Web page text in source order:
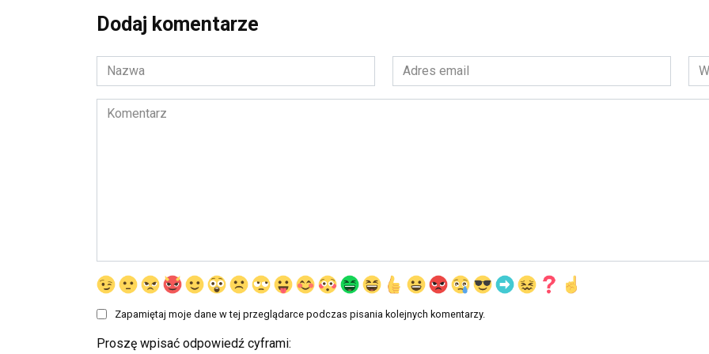
Dodaj komentarze
Nazwa
*
Adres
email
*
Komentarz
Zapamiętaj moje dane w tej przeglądarce podczas pisania kolejnych komentarzy.
Proszę wpisać odpowiedź cyframi: